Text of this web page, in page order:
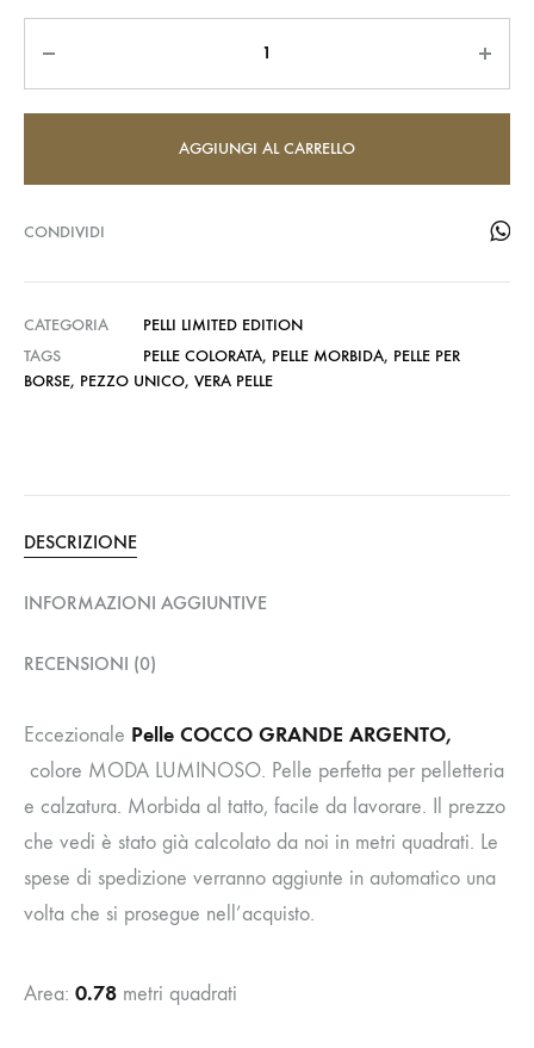
AGGIUNGI AL CARRELLO
CONDIVIDI
CATEGORIA
PELLI LIMITED EDITION
TAGS
PELLE COLORATA, PELLE MORBIDA, PELLE PER
BORSE, PEZZO UNICO, VERA PELLE
DESCRIZIONE
INFORMAZIONI AGGIUNTIVE
RECENSIONI (0)
Eccezionale Pelle COCCO GRANDE ARGENTO,
colore MODA LUMINOSO. Pelle perfetta per pelletteria
e calzatura. Morbida al tatto, facile da lavorare. Il prezzo
che vedi è stato già calcolato da noi in metri quadrati. Le
spese di spedizione verranno aggiunte in automatico una
volta che si prosegue nell’acquisto.
Area: 0.78 metri quadrati